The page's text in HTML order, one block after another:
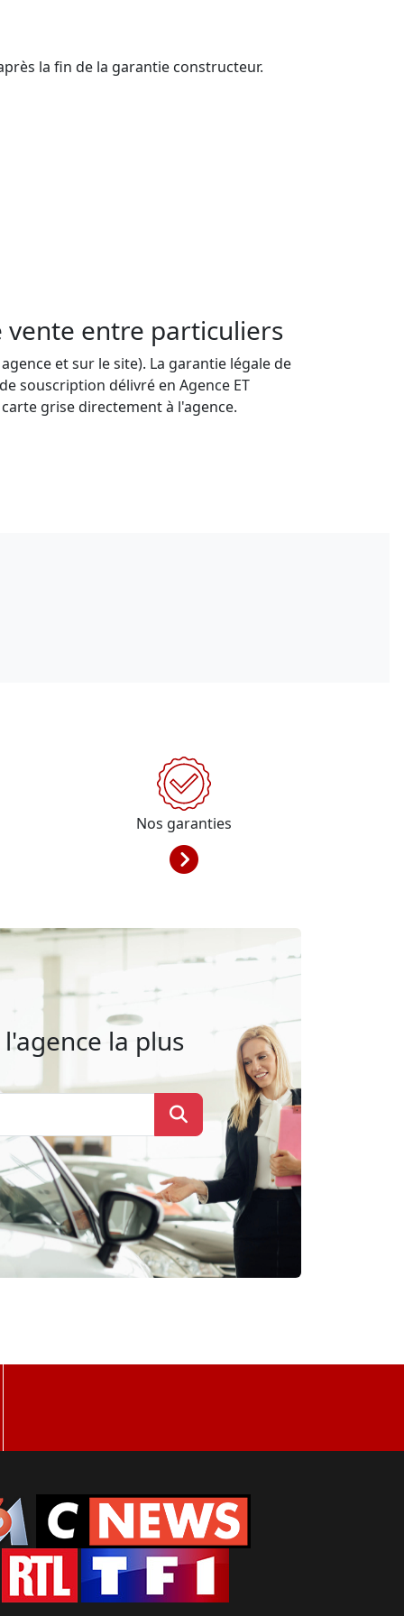
la fin de la garantie constructeur.
vente entre particuliers
et sur le site). La garantie légale de
souscription délivré en Agence ET
grise directement à l'agence.
Nos garanties
la plus